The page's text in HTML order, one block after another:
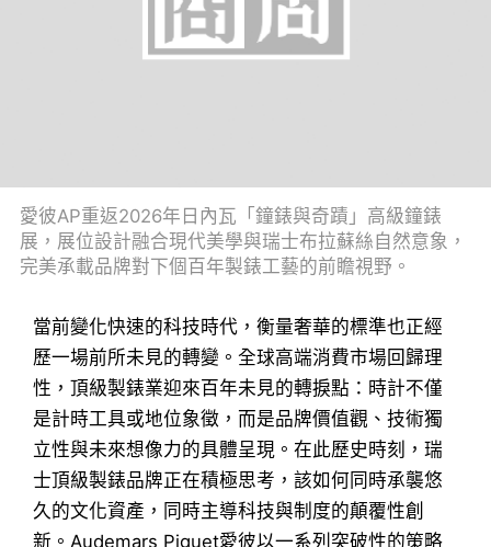
愛彼AP重返2026年日內瓦「鐘錶與奇蹟」高級鐘錶
展，展位設計融合現代美學與瑞士布拉蘇絲自然意象，
完美承載品牌對下個百年製錶工藝的前瞻視野。
當前變化快速的科技時代，衡量奢華的標準也正經
歷一場前所未見的轉變。全球高端消費市場回歸理
性，頂級製錶業迎來百年未見的轉捩點：時計不僅
是計時工具或地位象徵，而是品牌價值觀、技術獨
立性與未來想像力的具體呈現。在此歷史時刻，瑞
士頂級製錶品牌正在積極思考，該如何同時承襲悠
久的文化資產，同時主導科技與制度的顛覆性創
新。Audemars Piguet愛彼以一系列突破性的策略